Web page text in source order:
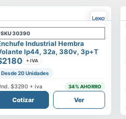
SKU30390
Industrial Hembra
Ip44, 32a, 380v, 3p+t
+ IVA
Desde 20 Unidades
$3290 + iva 34% AHORRO
Cotizar Ver